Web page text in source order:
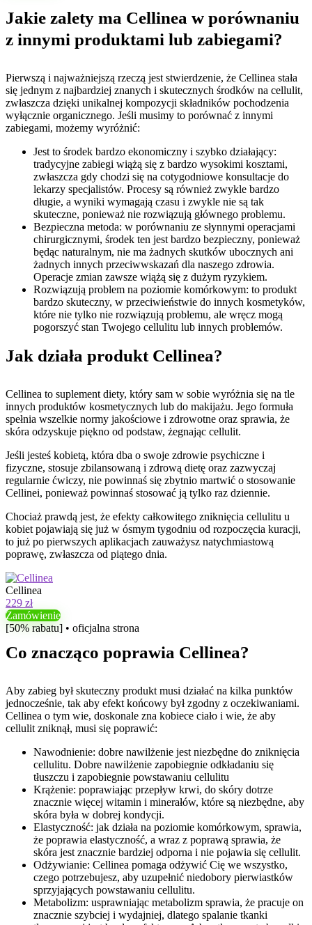
Jakie zalety ma Cellinea w porównaniu
z innymi produktami lub zabiegami?
Pierwszą i najważniejszą rzeczą jest stwierdzenie, że Cellinea stała
się jednym z najbardziej znanych i skutecznych środków na cellulit,
zwłaszcza dzięki unikalnej kompozycji składników pochodzenia
wyłącznie organicznego. Jeśli musimy to porównać z innymi
zabiegami, możemy wyróżnić:
Jest to środek bardzo ekonomiczny i szybko działający:
tradycyjne zabiegi wiążą się z bardzo wysokimi kosztami,
zwłaszcza gdy chodzi się na cotygodniowe konsultacje do
lekarzy specjalistów. Procesy są również zwykle bardzo
długie, a wyniki wymagają czasu i zwykle nie są tak
skuteczne, ponieważ nie rozwiązują głównego problemu.
Bezpieczna metoda: w porównaniu ze słynnymi operacjami
chirurgicznymi, środek ten jest bardzo bezpieczny, ponieważ
będąc naturalnym, nie ma żadnych skutków ubocznych ani
żadnych innych przeciwwskazań dla naszego zdrowia.
Operacje zmian zawsze wiążą się z dużym ryzykiem.
Rozwiązują problem na poziomie komórkowym: to produkt
bardzo skuteczny, w przeciwieństwie do innych kosmetyków,
które nie tylko nie rozwiązują problemu, ale wręcz mogą
pogorszyć stan Twojego cellulitu lub innych problemów.
Jak działa produkt Cellinea?
Cellinea to suplement diety, który sam w sobie wyróżnia się na tle
innych produktów kosmetycznych lub do makijażu. Jego formuła
spełnia wszelkie normy jakościowe i zdrowotne oraz sprawia, że ​​
skóra odzyskuje piękno od podstaw, żegnając cellulit.
Jeśli jesteś kobietą, która dba o swoje zdrowie psychiczne i
fizyczne, stosuje zbilansowaną i zdrową dietę oraz zazwyczaj
regularnie ćwiczy, nie powinnaś się zbytnio martwić o stosowanie
Cellinei, ponieważ powinnaś stosować ją tylko raz dziennie.
Chociaż prawdą jest, że efekty całkowitego zniknięcia cellulitu u
kobiet pojawiają się już w ósmym tygodniu od rozpoczęcia kuracji,
to już po pierwszych aplikacjach zauważysz natychmiastową
poprawę, zwłaszcza od piątego dnia.
Cellinea
229 zł
Zamówienie
[50% rabatu] • oficjalna strona
Co znacząco poprawia Cellinea?
Aby zabieg był skuteczny produkt musi działać na kilka punktów
jednocześnie, tak aby efekt końcowy był zgodny z oczekiwaniami.
Cellinea o tym wie, doskonale zna kobiece ciało i wie, że aby
cellulit zniknął, musi się poprawić:
Nawodnienie: dobre nawilżenie jest niezbędne do zniknięcia
cellulitu. Dobre nawilżenie zapobiegnie odkładaniu się
tłuszczu i zapobiegnie powstawaniu cellulitu
Krążenie: poprawiając przepływ krwi, do skóry dotrze
znacznie więcej witamin i minerałów, które są niezbędne, aby
skóra była w dobrej kondycji.
Elastyczność: jak działa na poziomie komórkowym, sprawia,
że ​​poprawia elastyczność, a wraz z poprawą sprawia, że ​​
skóra jest znacznie bardziej odporna i nie pojawia się cellulit.
Odżywianie: Cellinea pomaga odżywić Cię we wszystko,
czego potrzebujesz, aby uzupełnić niedobory pierwiastków
sprzyjających powstawaniu cellulitu.
Metabolizm: usprawniając metabolizm sprawia, że ​​pracuje on
znacznie szybciej i wydajniej, dlatego spalanie tkanki